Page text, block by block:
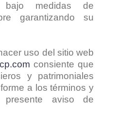
bajo medidas de
garantizando su
uso del sitio web
consiente que
y patrimoniales
a los términos y
presente aviso de